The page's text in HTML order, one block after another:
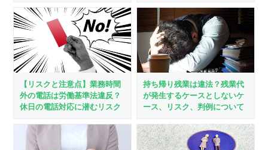
【リスクと注意点】業務時間
外の電話は労働基準法違反？
休日の電話対応に潜むリスク
持ち帰り残業は違法？残業代
が発生するケースとしないケ
ース、リスク、判例について